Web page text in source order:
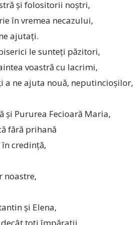
și folositorii noștri,
în vremea necazului,
ajutați.
le sunteți păzitori,
voastră cu lacrimi,
a ne ajuta nouă, neputincioșilor,
și Pururea Fecioară Maria,
fără prihană
în credință,
noastre,
și Elena,